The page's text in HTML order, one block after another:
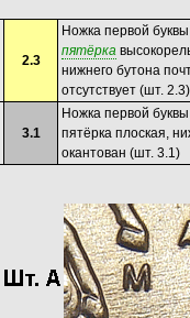
2.3
Ножка первой
пятёрка
нижнего бутона
отсутствует (шт. 2.3)
3.1
Ножка первой
пятёрка плоская,
окантован (шт. 3.1)